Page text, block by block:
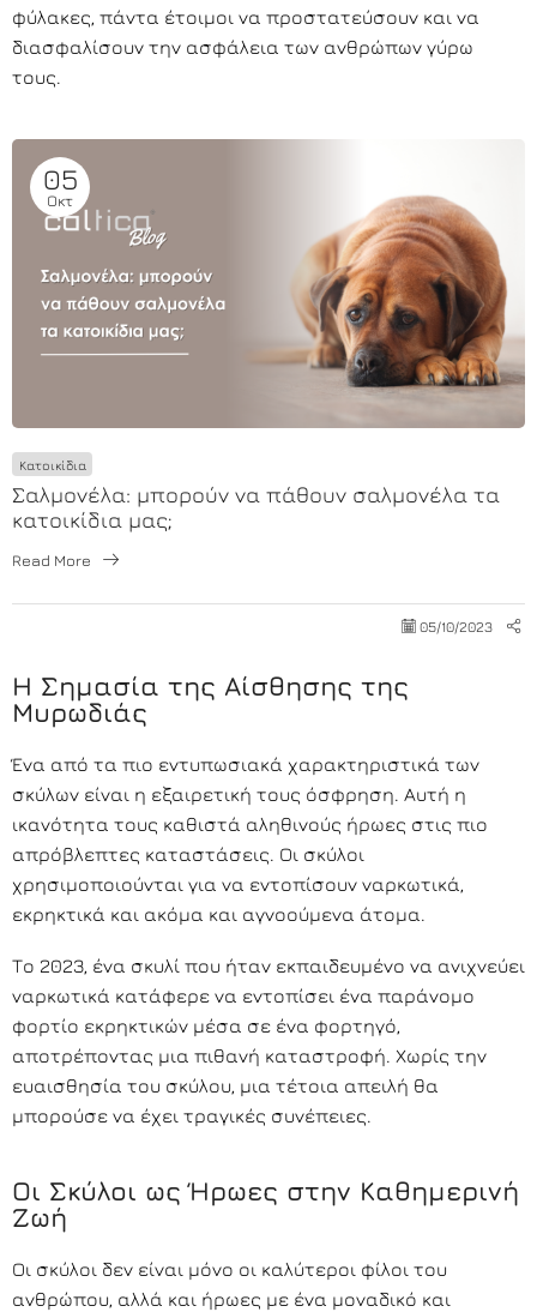
φύλακες, πάντα έτοιμοι να προστατεύσουν και να
διασφαλίσουν την ασφάλεια των ανθρώπων γύρω
τους.
05
Οκτ
Κατοικίδια
Σαλμονέλα: μπορούν να πάθουν σαλμονέλα τα
κατοικίδια μας;
Read More
05/10/2023
Η Σημασία της Αίσθησης της
Μυρωδιάς
Ένα από τα πιο εντυπωσιακά χαρακτηριστικά των
σκύλων είναι η εξαιρετική τους όσφρηση. Αυτή η
ικανότητα τους καθιστά αληθινούς ήρωες στις πιο
απρόβλεπτες καταστάσεις. Οι σκύλοι
χρησιμοποιούνται για να εντοπίσουν ναρκωτικά,
εκρηκτικά και ακόμα και αγνοούμενα άτομα.
Το 2023, ένα σκυλί που ήταν εκπαιδευμένο να ανιχνεύει
ναρκωτικά κατάφερε να εντοπίσει ένα παράνομο
φορτίο εκρηκτικών μέσα σε ένα φορτηγό,
αποτρέποντας μια πιθανή καταστροφή. Χωρίς την
ευαισθησία του σκύλου, μια τέτοια απειλή θα
μπορούσε να έχει τραγικές συνέπειες.
Οι Σκύλοι ως Ήρωες στην Καθημερινή
Ζωή
Οι σκύλοι δεν είναι μόνο οι καλύτεροι φίλοι του
ανθρώπου, αλλά και ήρωες με ένα μοναδικό και